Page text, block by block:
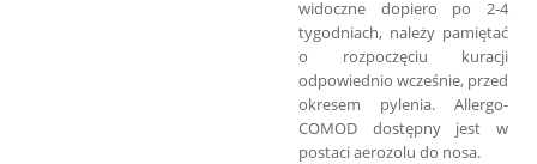
widoczne dopiero po 2-4
tygodniach, należy pamiętać
o rozpoczęciu kuracji
odpowiednio wcześnie, przed
okresem pylenia. Allergo-
COMOD dostępny jest w
postaci aerozolu do nosa.